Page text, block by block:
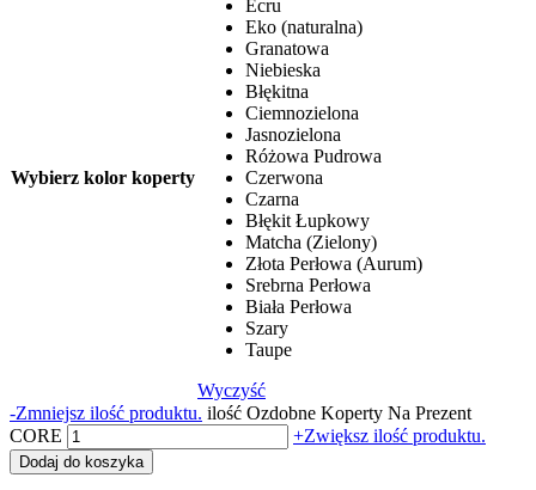
Wybierz kolor koperty
Ecru
Eko (naturalna)
Granatowa
Niebieska
Błękitna
Ciemnozielona
Jasnozielona
Różowa Pudrowa
Czerwona
Czarna
Błękit Łupkowy
Matcha (Zielony)
Złota Perłowa (Aurum)
Srebrna Perłowa
Biała Perłowa
Szary
Taupe
Wyczyść
-Zmniejsz ilość produktu. ilość Ozdobne Koperty Na Prezent
CORE
+Zwiększ ilość produktu.
Dodaj do koszyka